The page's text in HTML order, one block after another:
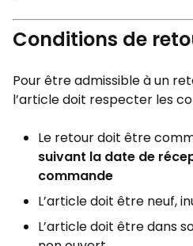
Conditions de
Pour être admissible à un
l’article doit respecter les
Le retour doit être
suivant la date de
commande
L’article doit être neuf,
L’article doit être dans